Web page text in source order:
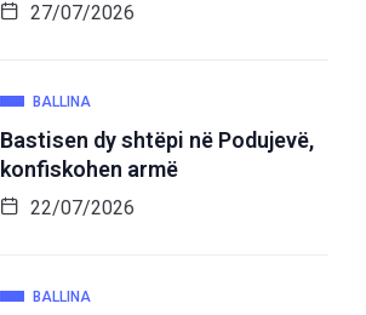
27/07/2026
BALLINA
Bastisen dy shtëpi në Podujevë,
konfiskohen armë
22/07/2026
BALLINA